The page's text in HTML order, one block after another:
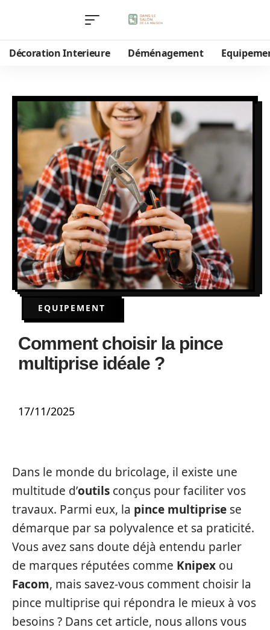
Décoration Interieure Déménagement
EQUIPEMENT
Comment choisir la pince
multiprise idéale ?
17/11/2025
Dans le monde du bricolage, il existe une
multitude d’outils conçus pour faciliter vos
travaux. Parmi eux, la pince multiprise se
démarque par sa polyvalence et sa praticité.
Vous avez sans doute déjà entendu parler
de marques réputées comme Knipex ou
Facom, mais savez-vous comment choisir la
pince multiprise qui répondra le mieux à vos
besoins ? Dans cet article, nous allons vous